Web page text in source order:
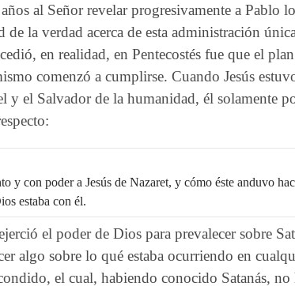
al Señor revelar progresivamente a Pablo
la verdad acerca de esta administración
en realidad, en Pentecostés fue que el
comenzó a cumplirse. Cuando Jesús
y el Salvador de la humanidad, él solamente
y con poder a Jesús de Nazaret, y cómo éste anduvo
estaba con él.
el poder de Dios para prevalecer sobre
algo sobre lo qué estaba ocurriendo en
el cual, habiendo conocido Satanás, no